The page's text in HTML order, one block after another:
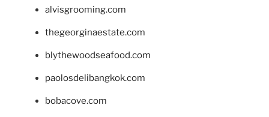
alvisgrooming.com
thegeorginaestate.com
blythewoodseafood.com
paolosdelibangkok.com
bobacove.com